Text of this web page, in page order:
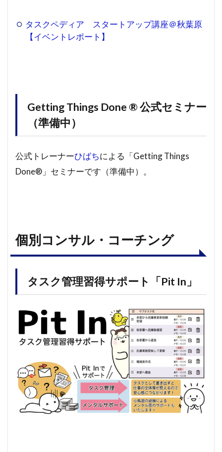
タスクペディア スタートアップ講座＠秋葉原
【イベントレポート】
Getting Things Done ® 公式セミナー
（準備中）
公式トレーナーひばちによる「Getting Things
Done®」セミナーです（準備中）。
個別コンサル・コーチング
タスク管理習得サポート「Pit In」